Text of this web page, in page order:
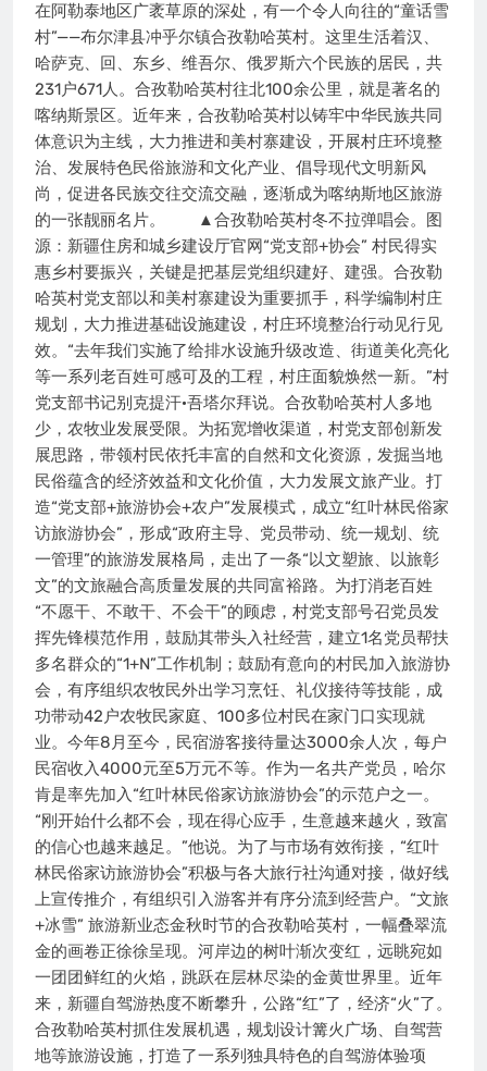
在阿勒泰地区广袤草原的深处，有一个令人向往的“童话雪
村”——布尔津县冲乎尔镇合孜勒哈英村。这里生活着汉、
哈萨克、回、东乡、维吾尔、俄罗斯六个民族的居民，共
231户671人。合孜勒哈英村往北100余公里，就是著名的
喀纳斯景区。近年来，合孜勒哈英村以铸牢中华民族共同
体意识为主线，大力推进和美村寨建设，开展村庄环境整
治、发展特色民俗旅游和文化产业、倡导现代文明新风
尚，促进各民族交往交流交融，逐渐成为喀纳斯地区旅游
的一张靓丽名片。 ▲合孜勒哈英村冬不拉弹唱会。图
源：新疆住房和城乡建设厅官网“党支部+协会” 村民得实
惠乡村要振兴，关键是把基层党组织建好、建强。合孜勒
哈英村党支部以和美村寨建设为重要抓手，科学编制村庄
规划，大力推进基础设施建设，村庄环境整治行动见行见
效。“去年我们实施了给排水设施升级改造、街道美化亮化
等一系列老百姓可感可及的工程，村庄面貌焕然一新。”村
党支部书记别克提汗·吾塔尔拜说。合孜勒哈英村人多地
少，农牧业发展受限。为拓宽增收渠道，村党支部创新发
展思路，带领村民依托丰富的自然和文化资源，发掘当地
民俗蕴含的经济效益和文化价值，大力发展文旅产业。打
造“党支部+旅游协会+农户”发展模式，成立“红叶林民俗家
访旅游协会”，形成“政府主导、党员带动、统一规划、统
一管理”的旅游发展格局，走出了一条“以文塑旅、以旅彰
文”的文旅融合高质量发展的共同富裕路。为打消老百姓
“不愿干、不敢干、不会干”的顾虑，村党支部号召党员发
挥先锋模范作用，鼓励其带头入社经营，建立1名党员帮扶
多名群众的“1+N”工作机制；鼓励有意向的村民加入旅游协
会，有序组织农牧民外出学习烹饪、礼仪接待等技能，成
功带动42户农牧民家庭、100多位村民在家门口实现就
业。今年8月至今，民宿游客接待量达3000余人次，每户
民宿收入4000元至5万元不等。作为一名共产党员，哈尔
肯是率先加入“红叶林民俗家访旅游协会”的示范户之一。
“刚开始什么都不会，现在得心应手，生意越来越火，致富
的信心也越来越足。”他说。为了与市场有效衔接，“红叶
林民俗家访旅游协会”积极与各大旅行社沟通对接，做好线
上宣传推介，有组织引入游客并有序分流到经营户。“文旅
+冰雪” 旅游新业态金秋时节的合孜勒哈英村，一幅叠翠流
金的画卷正徐徐呈现。河岸边的树叶渐次变红，远眺宛如
一团团鲜红的火焰，跳跃在层林尽染的金黄世界里。近年
来，新疆自驾游热度不断攀升，公路“红”了，经济“火”了。
合孜勒哈英村抓住发展机遇，规划设计篝火广场、自驾营
地等旅游设施，打造了一系列独具特色的自驾游体验项